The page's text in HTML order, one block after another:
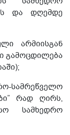
და დღემდე
არმიისგან
გამოცდილება
სამრეწველო
რად ღირს,
სამხედრო